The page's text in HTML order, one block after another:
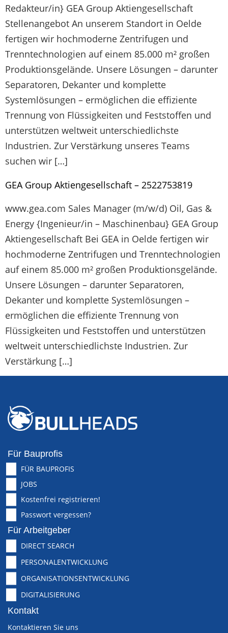
Redakteur/in} GEA Group Aktiengesellschaft
Stellenangebot An unserem Standort in Oelde
fertigen wir hochmoderne Zentrifugen und
Trenntechnologien auf einem 85.000 m² großen
Produktionsgelände. Unsere Lösungen – darunter
Separatoren, Dekanter und komplette
Systemlösungen – ermöglichen die effiziente
Trennung von Flüssigkeiten und Feststoffen und
unterstützen weltweit unterschiedlichste
Industrien. Zur Verstärkung unseres Teams
suchen wir […]
GEA Group Aktiengesellschaft – 2522753819
www.gea.com Sales Manager (m/w/d) Oil, Gas &
Energy {Ingenieur/in – Maschinenbau} GEA Group
Aktiengesellschaft Bei GEA in Oelde fertigen wir
hochmoderne Zentrifugen und Trenntechnologien
auf einem 85.000 m² großen Produktionsgelände.
Unsere Lösungen – darunter Separatoren,
Dekanter und komplette Systemlösungen –
ermöglichen die effiziente Trennung von
Flüssigkeiten und Feststoffen und unterstützen
weltweit unterschiedlichste Industrien. Zur
Verstärkung […]
Für Bauprofis
FÜR BAUPROFIS
JOBS
Kostenfrei registrieren!
Passwort vergessen?
Für Arbeitgeber
DIRECT SEARCH
PERSONALENTWICKLUNG
ORGANISATIONSENTWICKLUNG
DIGITALISIERUNG
Kontakt
Kontaktieren Sie uns